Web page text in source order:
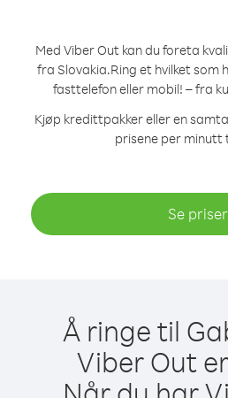
Med Viber Out kan du foreta
fra Slovakia.Ring et hvilket som
fasttelefon eller mobil! – fra
Kjøp kredittpakker eller en
prisene per minutt
Se priser
Å ringe til
Viber Out